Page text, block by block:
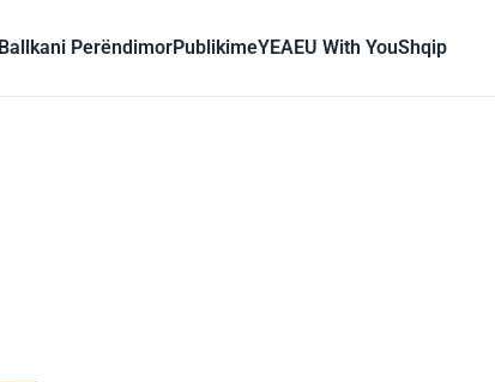
Ballkani PerëndimorPublikimeYEAEU With YouShqip